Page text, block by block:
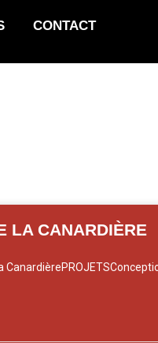
CONTACT
LA CANARDIÈRE